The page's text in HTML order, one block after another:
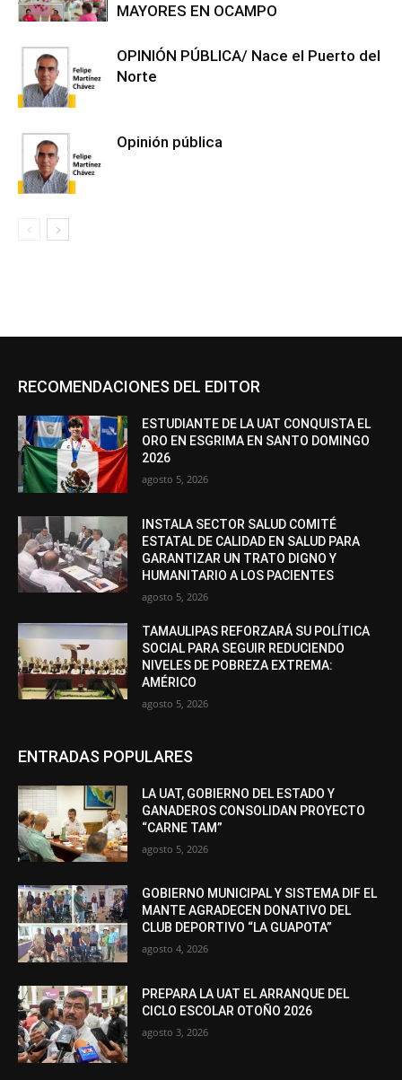
MAYORES EN OCAMPO
OPINIÓN PÚBLICA/ Nace el Puerto del
Norte
Opinión pública
RECOMENDACIONES DEL EDITOR
ESTUDIANTE DE LA UAT CONQUISTA EL
ORO EN ESGRIMA EN SANTO DOMINGO
2026
agosto 5, 2026
INSTALA SECTOR SALUD COMITÉ
ESTATAL DE CALIDAD EN SALUD PARA
GARANTIZAR UN TRATO DIGNO Y
HUMANITARIO A LOS PACIENTES
agosto 5, 2026
TAMAULIPAS REFORZARÁ SU POLÍTICA
SOCIAL PARA SEGUIR REDUCIENDO
NIVELES DE POBREZA EXTREMA:
AMÉRICO
agosto 5, 2026
ENTRADAS POPULARES
LA UAT, GOBIERNO DEL ESTADO Y
GANADEROS CONSOLIDAN PROYECTO
“CARNE TAM”
agosto 5, 2026
GOBIERNO MUNICIPAL Y SISTEMA DIF EL
MANTE AGRADECEN DONATIVO DEL
CLUB DEPORTIVO “LA GUAPOTA”
agosto 4, 2026
PREPARA LA UAT EL ARRANQUE DEL
CICLO ESCOLAR OTOÑO 2026
agosto 3, 2026